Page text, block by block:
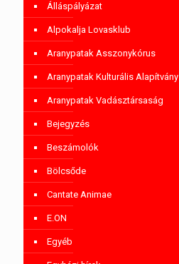
Álláspályázat
Alpokalja Lovasklub
Aranypatak Asszonykórus
Aranypatak Kulturális Alapítvány
Aranypatak Vadásztársaság
Bejegyzés
Beszámolók
Bölcsőde
Cantate Animae
E.ON
Egyéb